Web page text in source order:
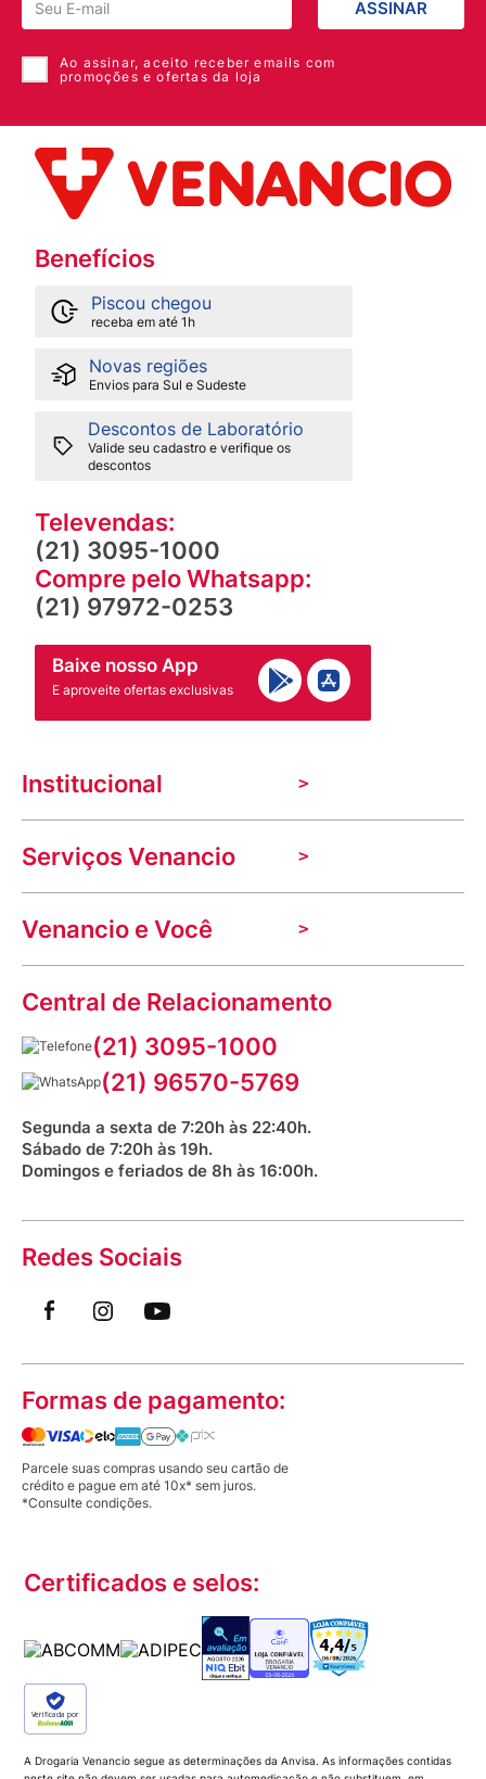
ASSINAR
Ao assinar, aceito receber emails com
promoções e ofertas da loja
Benefícios
Piscou chegou
receba em até 1h
Novas regiões
Envios para Sul e Sudeste
Descontos de Laboratório
Valide seu cadastro e verifique os
descontos
Televendas:
(21) 3095-1000
Compre pelo Whatsapp:
(21) 97972-0253
Baixe nosso App
E aproveite ofertas exclusivas
Institucional
A Venancio
Trabalhe Conosco
Nossas lojas
Indique seu imóvel
Aniversário Venancio 2025
Serviços Venancio
Troca e devolução
Mecânica de promoções
Dúvidas frequentes
Prazos e entregas
Bioimpedância Gratuita
Venancio e Você
VClube - Programa de fidelidade
Fale com o farmacêutico
Fale conosco
Saúde na praça
Central de Relacionamento
(21) 3095-1000
(21) 96570-5769
Segunda a sexta de 7:20h às 22:40h.
Sábado de 7:20h às 19h.
Domingos e feriados de 8h às 16:00h.
Redes Sociais
Formas de pagamento:
Parcele suas compras usando seu cartão de
crédito e pague em até 10x* sem juros.
*Consulte condições.
Certificados e selos:
Verificada por
A Drogaria Venancio segue as determinações da Anvisa. As informações contidas